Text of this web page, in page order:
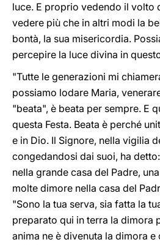
luce. E proprio vedendo il volto
vedere più che in altri modi la
bontà, la sua misericordia.
percepire la luce divina in
"Tutte le generazioni mi
possiamo lodare Maria,
"beata", è beata per sempre. E
questa Festa. Beata è perché
e in Dio. Il Signore, nella vigilia
congedandosi dai suoi, ha
nella grande casa del Padre,
molte dimore nella casa del
"Sono la tua serva, sia fatta la
preparato qui in terra la dimora
anima ne è divenuta la dimora